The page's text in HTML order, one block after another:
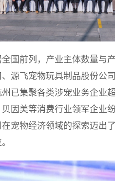
国前列，产业主体数量与
源飞宠物玩具制品股份公
已集聚各类涉宠业务企业
因美等消费行业领军企业
宠物经济领域的探索迈出